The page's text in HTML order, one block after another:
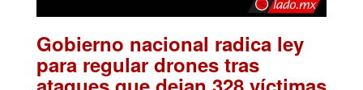
Gobierno nacional radica ley
para regular drones tras